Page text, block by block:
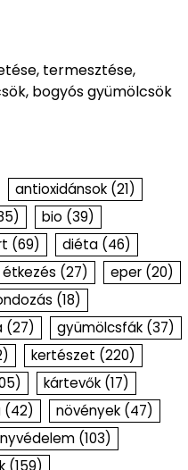
termesztése,
bogyós gyümölcsök
antioxidánsok (21)
bio (39)
(69) diéta (46)
(27) eper (20)
(18)
(27) gyümölcsfák (37)
kertészet (220)
kártevők (17)
(42) növények (47)
(103)
(159)